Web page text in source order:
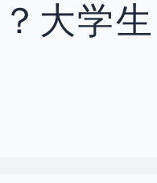
大学